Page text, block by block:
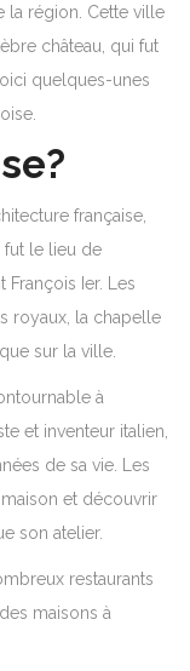
la région. Cette ville
château, qui fut
quelques-unes
française,
fut le lieu de
Ier. Les
royaux, la chapelle
sur la ville.
à
et inventeur italien,
de sa vie. Les
et découvrir
son atelier.
restaurants
maisons à